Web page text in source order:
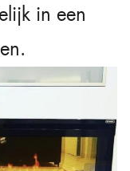
in een